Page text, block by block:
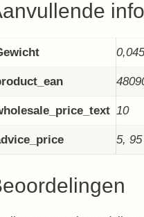
10
5, 95